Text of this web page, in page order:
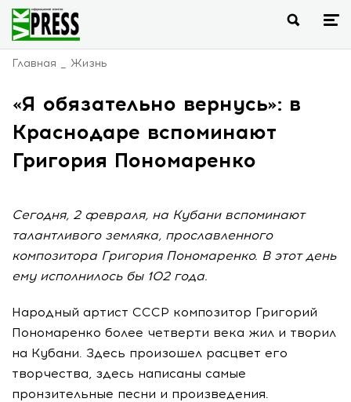
Главная Жизнь
«Я обязательно вернусь»: в
Краснодаре вспоминают
Григория Пономаренко
Сегодня, 2 февраля, на Кубани вспоминают
талантливого земляка, прославленного
композитора Григория Пономаренко. В этот день
ему исполнилось бы 102 года.
Народный артист СССР композитор Григорий
Пономаренко более четверти века жил и творил
на Кубани. Здесь произошел расцвет его
творчества, здесь написаны самые
пронзительные песни и произведения.